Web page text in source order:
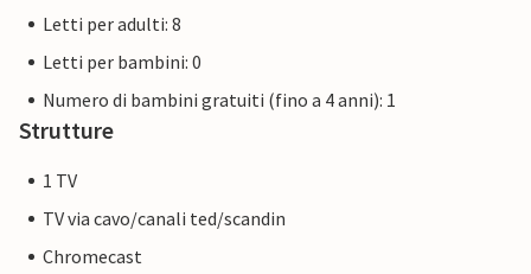
Letti per adulti: 8
Letti per bambini: 0
Numero di bambini gratuiti (fino a 4 anni): 1
Strutture
1 TV
TV via cavo/canali ted/scandin
Chromecast